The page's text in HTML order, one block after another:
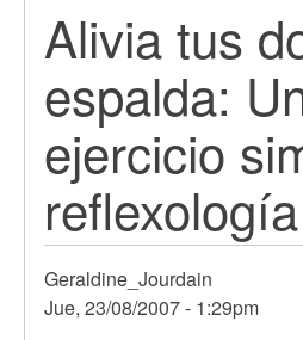
Alivia tus
espalda:
ejercicio
reflexología
Geraldine_Jourdain
Jue, 23/08/2007 - 1:29pm